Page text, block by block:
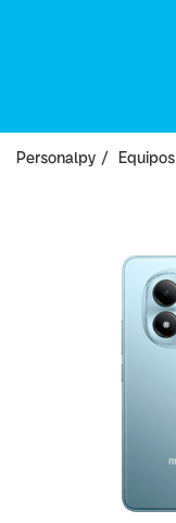
Personalpy Equipos